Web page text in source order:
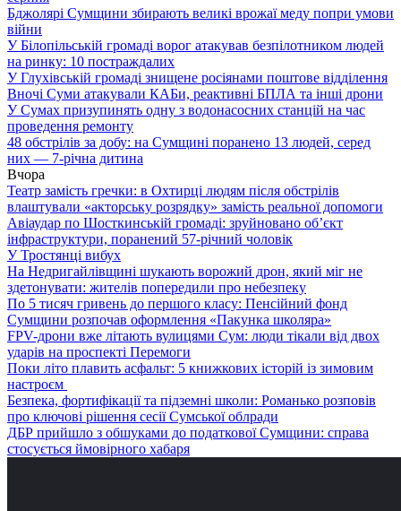
Бджолярі Сумщини збирають великі врожаї меду попри умови
війни
У Білопільській громаді ворог атакував безпілотником людей
на ринку: 10 постраждалих
У Глухівській громаді знищене росіянами поштове відділення
Вночі Суми атакували КАБи, реактивні БПЛА та інші дрони
У Сумах призупинять одну з водонасосних станцій на час
проведення ремонту
48 обстрілів за добу: на Сумщині поранено 13 людей, серед
них — 7-річна дитина
Вчора
Театр замість гречки: в Охтирці людям після обстрілів
влаштували «акторську розрядку» замість реальної допомоги
Авіаудар по Шосткинській громаді: зруйновано об’єкт
інфраструктури, поранений 57-річний чоловік
У Тростянці вибух
На Недригайлівщині шукають ворожий дрон, який міг не
здетонувати: жителів попередили про небезпеку
По 5 тисяч гривень до першого класу: Пенсійний фонд
Сумщини розпочав оформлення «Пакунка школяра»
FPV-дрони вже літають вулицями Сум: люди тікали від двох
ударів на проспекті Перемоги
Поки літо плавить асфальт: 5 книжкових історій із зимовим
настроєм
Безпека, фортифікації та підземні школи: Романько розповів
про ключові рішення сесії Сумської облради
ДБР прийшло з обшуками до податкової Сумщини: справа
стосується ймовірного хабаря